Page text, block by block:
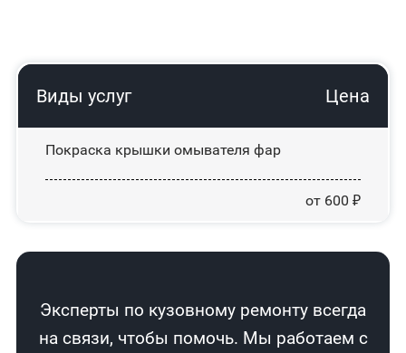
Виды услуг Цена
Покраска крышки омывателя фар
от 600 ₽
Эксперты по кузовному ремонту всегда
на связи, чтобы помочь. Мы работаем с